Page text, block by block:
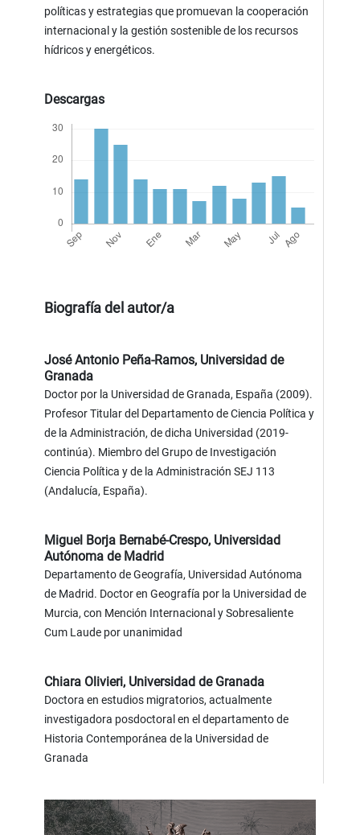
políticas y estrategias que promuevan la cooperación
internacional y la gestión sostenible de los recursos
hídricos y energéticos.
Descargas
Biografía del autor/a
José Antonio Peña-Ramos, Universidad de
Granada
Doctor por la Universidad de Granada, España (2009).
Profesor Titular del Departamento de Ciencia Política y
de la Administración, de dicha Universidad (2019-
continúa). Miembro del Grupo de Investigación
Ciencia Política y de la Administración SEJ 113
(Andalucía, España).
Miguel Borja Bernabé-Crespo, Universidad
Autónoma de Madrid
Departamento de Geografía, Universidad Autónoma
de Madrid. Doctor en Geografía por la Universidad de
Murcia, con Mención Internacional y Sobresaliente
Cum Laude por unanimidad
Chiara Olivieri, Universidad de Granada
Doctora en estudios migratorios, actualmente
investigadora posdoctoral en el departamento de
Historia Contemporánea de la Universidad de
Granada